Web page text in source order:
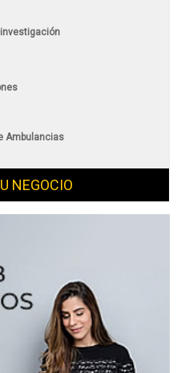
Ambulancias
NEGOCIO